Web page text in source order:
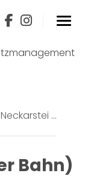
...
Bahn)